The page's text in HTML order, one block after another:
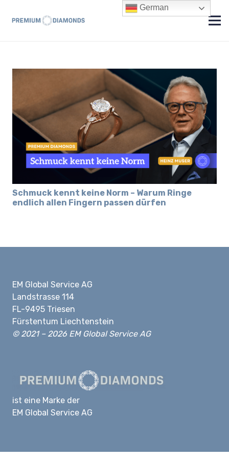
Schmuck kennt keine Norm – Warum Ringe
endlich allen Fingern passen dürfen
EM Global Service AG
Landstrasse 114
FL-9495 Triesen
Fürstentum Liechtenstein
© 2021 – 2026 EM Global Service AG
ist eine Marke der
EM Global Service AG
German